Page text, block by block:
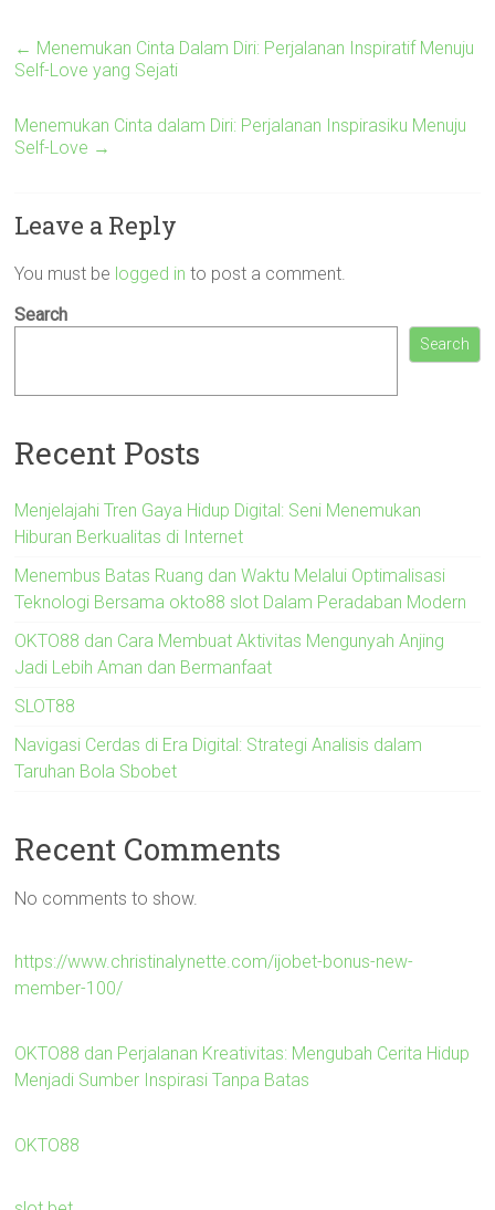
← Menemukan Cinta Dalam Diri: Perjalanan Inspiratif Menuju
Self-Love yang Sejati
Menemukan Cinta dalam Diri: Perjalanan Inspirasiku Menuju
Self-Love →
Leave a Reply
You must be logged in to post a comment.
Search
Search
Recent Posts
Menjelajahi Tren Gaya Hidup Digital: Seni Menemukan
Hiburan Berkualitas di Internet
Menembus Batas Ruang dan Waktu Melalui Optimalisasi
Teknologi Bersama okto88 slot Dalam Peradaban Modern
OKTO88 dan Cara Membuat Aktivitas Mengunyah Anjing
Jadi Lebih Aman dan Bermanfaat
SLOT88
Navigasi Cerdas di Era Digital: Strategi Analisis dalam
Taruhan Bola Sbobet
Recent Comments
No comments to show.
https://www.christinalynette.com/ijobet-bonus-new-
member-100/
OKTO88 dan Perjalanan Kreativitas: Mengubah Cerita Hidup
Menjadi Sumber Inspirasi Tanpa Batas
OKTO88